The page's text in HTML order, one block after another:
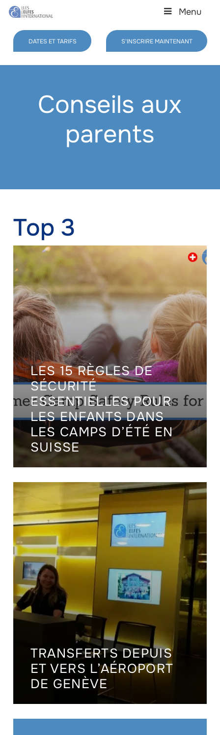
Skip
content
Menu
DATES ET TARIFS S'INSCRIRE MAINTENANT
Conseils aux
parents
Top 3
LES 15 RÈGLES DE
SÉCURITÉ
ESSENTIELLES POUR
LES ENFANTS DANS
LES CAMPS D’ÉTÉ EN
SUISSE
TRANSFERTS DEPUIS
ET VERS L’AÉROPORT
DE GENÈVE
Close
Menu